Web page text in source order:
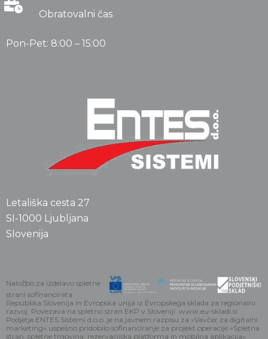
Obratovalni čas
Pon-Pet: 8:00 – 15:00
Letališka cesta 27
SI-1000 Ljubljana
Slovenija
Naložbo za izdelavo spletne
strani sofinancirata
Republika Slovenija in Evropska unija iz Evropskega sklada za regionalni
razvoj. Povezava na spletno stran EKP v Sloveniji: www.eu-skladi.si.
Podjetje ENTES Sistemi d.o.o. je na javnem razpisu za »Vavčer za digitalni
marketing« uspešno pridobilo sofinanciranje za projekt operacije »Spletna
stran, spletne trgovina, rezervacijska platforma in mobilna aplikacija«.